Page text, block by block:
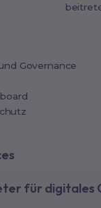
für digitales
Governance
America HQ)